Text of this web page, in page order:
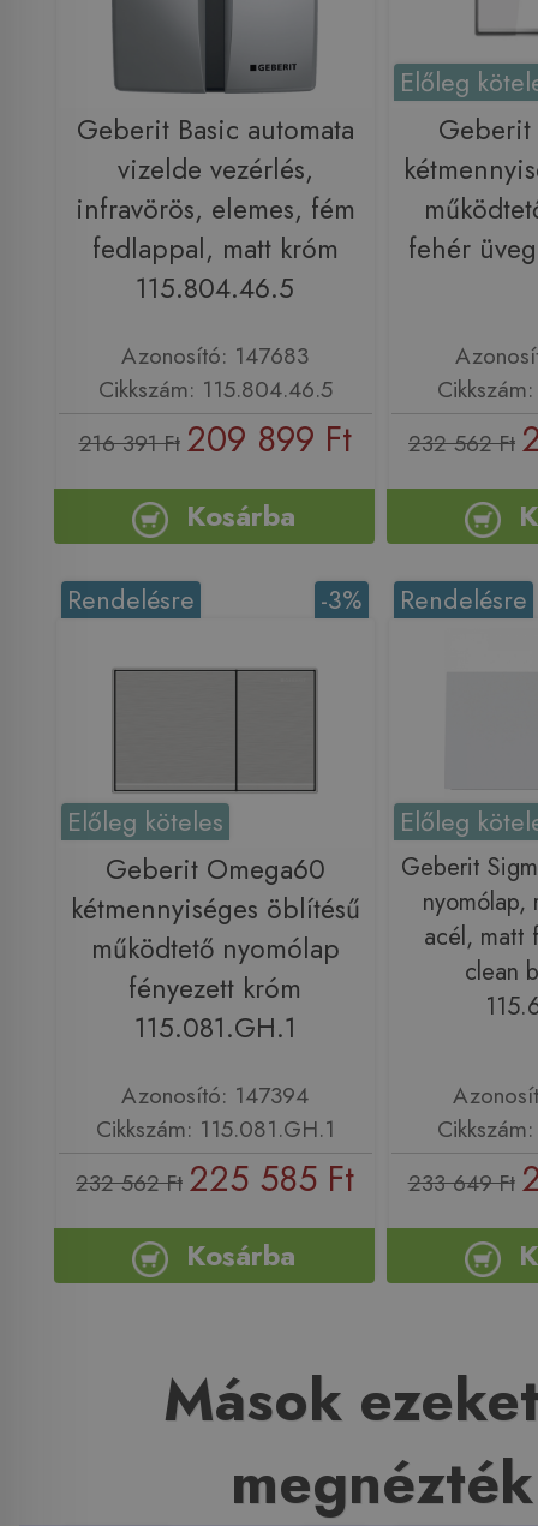
Geberit Basic automata
vizelde vezérlés,
infravörös, elemes, fém
fedlappal, matt króm
115.804.46.5
Azonosító: 147683
Cikkszám: 115.804.46.5
216 391 Ft 209 899 Ft
Kosárba
Előleg
fehér
232 562 Ft
-3%
Rendelésre
Előleg köteles
Geberit Omega60
kétmennyiséges öblítésű
működtető nyomólap
fényezett króm
115.081.GH.1
Azonosító: 147394
Cikkszám: 115.081.GH.1
232 562 Ft 225 585 Ft
Kosárba
Rendelésre
Előleg
Geberit
nyomólap,
acél, matt
clean
233 649 Ft
Mások
megnézték